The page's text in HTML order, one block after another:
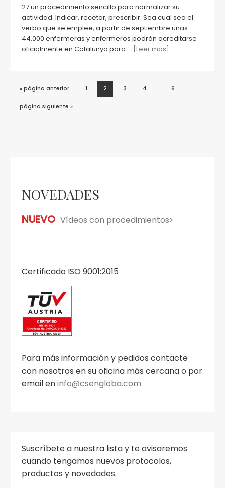
27 un procedimiento sencillo para normalizar su
actividad. Indicar, recetar, prescribir. Sea cual sea el
verbo que se emplee, a partir de septiembre unas
44.000 enfermeras y enfermeros podrán acreditarse
oficialmente en Catalunya para ... [Leer más]
«Ir
la
página anterior Página
1 Página
2 Página
3 Página
4
Páginas
… Página
6
Ir
página siguiente »
lateral
principal
NOVEDADES
NUEVO Vídeos con procedimientos>
Certificado ISO 9001:2015
Para más información y pedidos contacte
con nosotros en su oficina más cercana o por
email eninfo@csengloba.com
Suscríbete a nuestra lista y te avisaremos
cuando tengamos nuevos protocolos,
productos y novedades.